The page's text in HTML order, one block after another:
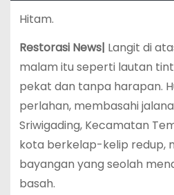
Hitam.
Restorasi News| Langit di
malam itu seperti lautan
pekat dan tanpa harapan.
perlahan, membasahi
Sriwigading, Kecamatan
kota berkelap-kelip redup,
bayangan yang seolah
basah.